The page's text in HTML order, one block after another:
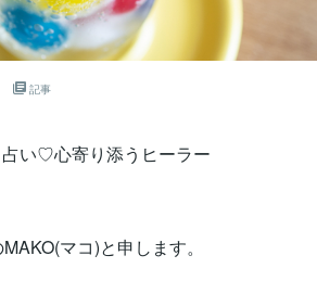
記事
い♡心寄り添うヒーラー
マコ)と申します。